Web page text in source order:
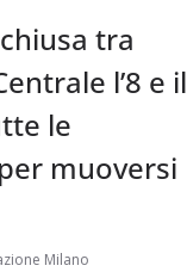
tra
l’8 e il
le
muoversi
Milano